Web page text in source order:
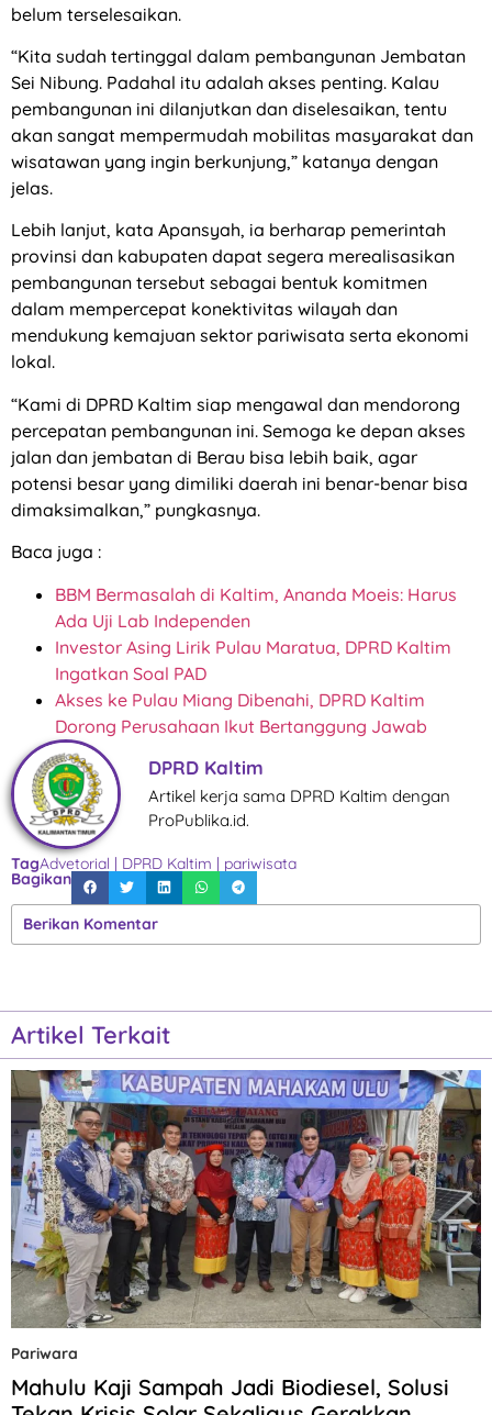
belum terselesaikan.
“Kita sudah tertinggal dalam pembangunan Jembatan
Sei Nibung. Padahal itu adalah akses penting. Kalau
pembangunan ini dilanjutkan dan diselesaikan, tentu
akan sangat mempermudah mobilitas masyarakat dan
wisatawan yang ingin berkunjung,” katanya dengan
jelas.
Lebih lanjut, kata Apansyah, ia berharap pemerintah
provinsi dan kabupaten dapat segera merealisasikan
pembangunan tersebut sebagai bentuk komitmen
dalam mempercepat konektivitas wilayah dan
mendukung kemajuan sektor pariwisata serta ekonomi
lokal.
“Kami di DPRD Kaltim siap mengawal dan mendorong
percepatan pembangunan ini. Semoga ke depan akses
jalan dan jembatan di Berau bisa lebih baik, agar
potensi besar yang dimiliki daerah ini benar-benar bisa
dimaksimalkan,” pungkasnya.
Baca juga :
BBM Bermasalah di Kaltim, Ananda Moeis: Harus
Ada Uji Lab Independen
Investor Asing Lirik Pulau Maratua, DPRD Kaltim
Ingatkan Soal PAD
Akses ke Pulau Miang Dibenahi, DPRD Kaltim
Dorong Perusahaan Ikut Bertanggung Jawab
DPRD Kaltim
Artikel kerja sama DPRD Kaltim dengan
ProPublika.id.
TagAdvetorial | DPRD Kaltim | pariwisata
Bagikan
Berikan Komentar
Artikel Terkait
Pariwara
Mahulu Kaji Sampah Jadi Biodiesel, Solusi